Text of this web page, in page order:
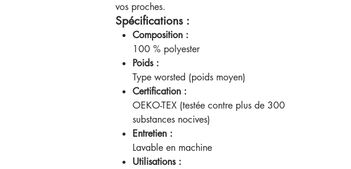
vos proches.
Spécifications :
Composition :
100 % polyester
Poids :
Type worsted (poids moyen)
Certification :
OEKO-TEX (testée contre plus de 300
substances nocives)
Entretien :
Lavable en machine
Utilisations :